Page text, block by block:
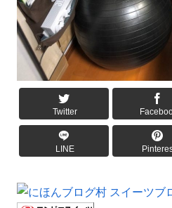
Twitter
LINE